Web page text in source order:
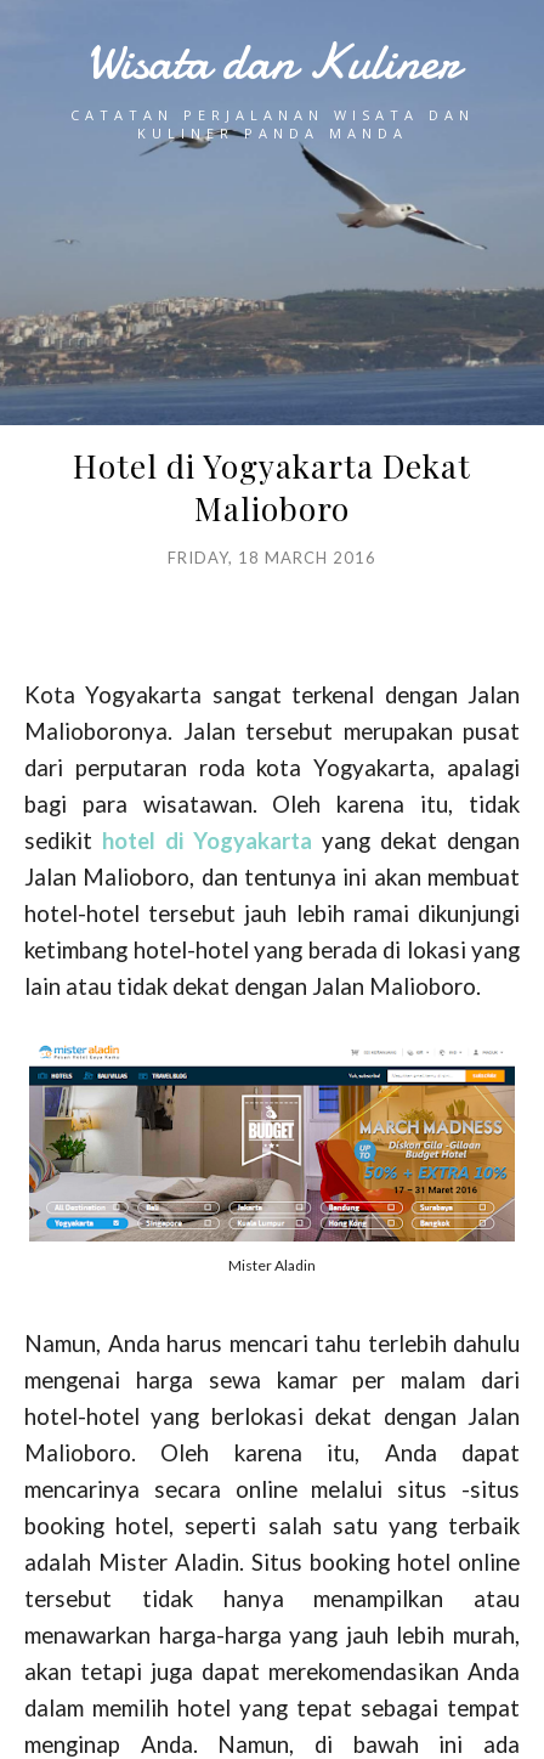
Wisata dan Kuliner
CATATAN PERJALANAN WISATA DAN
KULINER PANDA MANDA
Hotel di Yogyakarta Dekat
Malioboro
FRIDAY, 18 MARCH 2016
Kota Yogyakarta sangat terkenal dengan Jalan
Malioboronya. Jalan tersebut merupakan pusat
dari perputaran roda kota Yogyakarta, apalagi
bagi para wisatawan. Oleh karena itu, tidak
sedikit hotel di Yogyakarta yang dekat dengan
Jalan Malioboro, dan tentunya ini akan membuat
hotel-hotel tersebut jauh lebih ramai dikunjungi
ketimbang hotel-hotel yang berada di lokasi yang
lain atau tidak dekat dengan Jalan Malioboro.
Mister Aladin
Namun, Anda harus mencari tahu terlebih dahulu
mengenai harga sewa kamar per malam dari
hotel-hotel yang berlokasi dekat dengan Jalan
Malioboro. Oleh karena itu, Anda dapat
mencarinya secara online melalui situs -situs
booking hotel, seperti salah satu yang terbaik
adalah Mister Aladin. Situs booking hotel online
tersebut tidak hanya menampilkan atau
menawarkan harga-harga yang jauh lebih murah,
akan tetapi juga dapat merekomendasikan Anda
dalam memilih hotel yang tepat sebagai tempat
menginap Anda. Namun, di bawah ini ada